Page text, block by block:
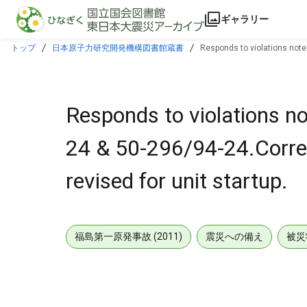
本文に飛ぶ
ギャラリー
トップ 日本原子力研究開発機構図書館蔵書 Responds to violations
Responds to violations
24 & 50-296/94-
revised for unit startup.
福島第一原発事故 (2011) 震災への備え 被災